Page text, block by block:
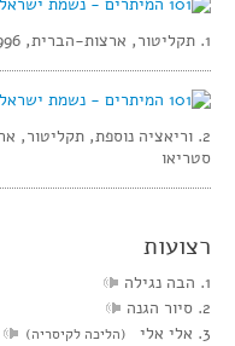
1. תקליטור, ארצות-הברית, 1996, Alshire, ALCD 38, סטריאו
סטריאו
רצועות
1. הבה נגילה
2. סיור הגנה
3. אלי אלי
(הליכה לקיסריה)